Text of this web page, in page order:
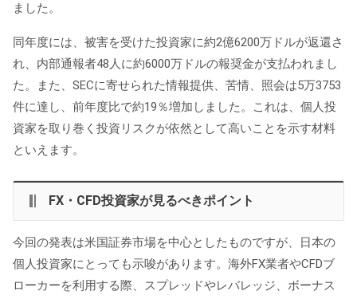
ました。
同年度には、被害を受けた投資家に約2億6200万ドルが返還さ
れ、内部通報者48人に約6000万ドルの報奨金が支払われまし
た。また、SECに寄せられた情報提供、苦情、照会は5万3753
件に達し、前年度比で約19％増加しました。これは、個人投
資家を取り巻く投資リスクが依然として高いことを示す材料
といえます。
FX・CFD投資家が見るべきポイント
今回の発表は米国証券市場を中心としたものですが、日本の
個人投資家にとっても示唆があります。海外FX業者やCFDブ
ローカーを利用する際、スプレッドやレバレッジ、ボーナス